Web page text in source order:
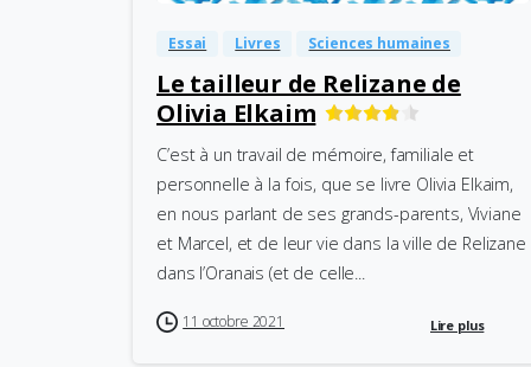
Essai Livres Sciences humaines
Le tailleur de Relizane de
Olivia Elkaim
C’est à un travail de mémoire, familiale et
personnelle à la fois, que se livre Olivia Elkaim,
en nous parlant de ses grands-parents, Viviane
et Marcel, et de leur vie dans la ville de Relizane
dans l’Oranais (et de celle...
11 octobre 2021 Lire plus